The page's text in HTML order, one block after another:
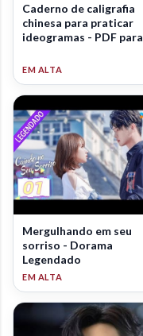
Caderno de caligrafia
chinesa para praticar
ideogramas - PDF para
Mergulhando em seu
sorriso - Dorama
Legendado